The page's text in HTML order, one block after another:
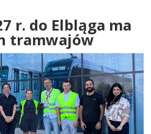
r. do Elbląga ma
tramwajów